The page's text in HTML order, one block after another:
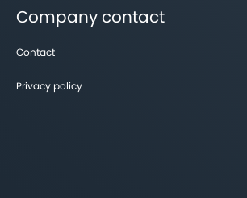
Company contact
Contact
Privacy policy